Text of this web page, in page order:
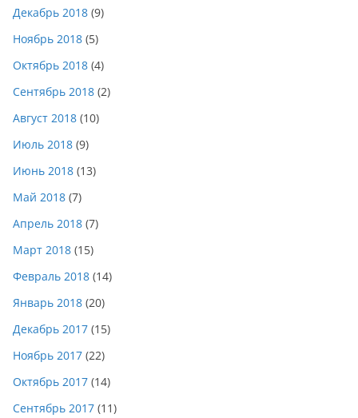
Декабрь 2018 (9)
Ноябрь 2018 (5)
Октябрь 2018 (4)
Сентябрь 2018 (2)
Август 2018 (10)
Июль 2018 (9)
Июнь 2018 (13)
Май 2018 (7)
Апрель 2018 (7)
Март 2018 (15)
Февраль 2018 (14)
Январь 2018 (20)
Декабрь 2017 (15)
Ноябрь 2017 (22)
Октябрь 2017 (14)
Сентябрь 2017 (11)